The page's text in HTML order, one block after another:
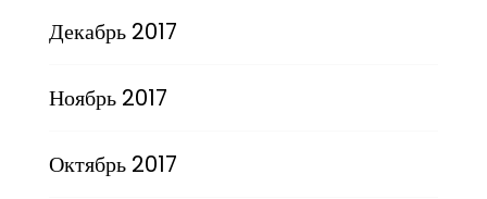
Декабрь 2017
Ноябрь 2017
Октябрь 2017